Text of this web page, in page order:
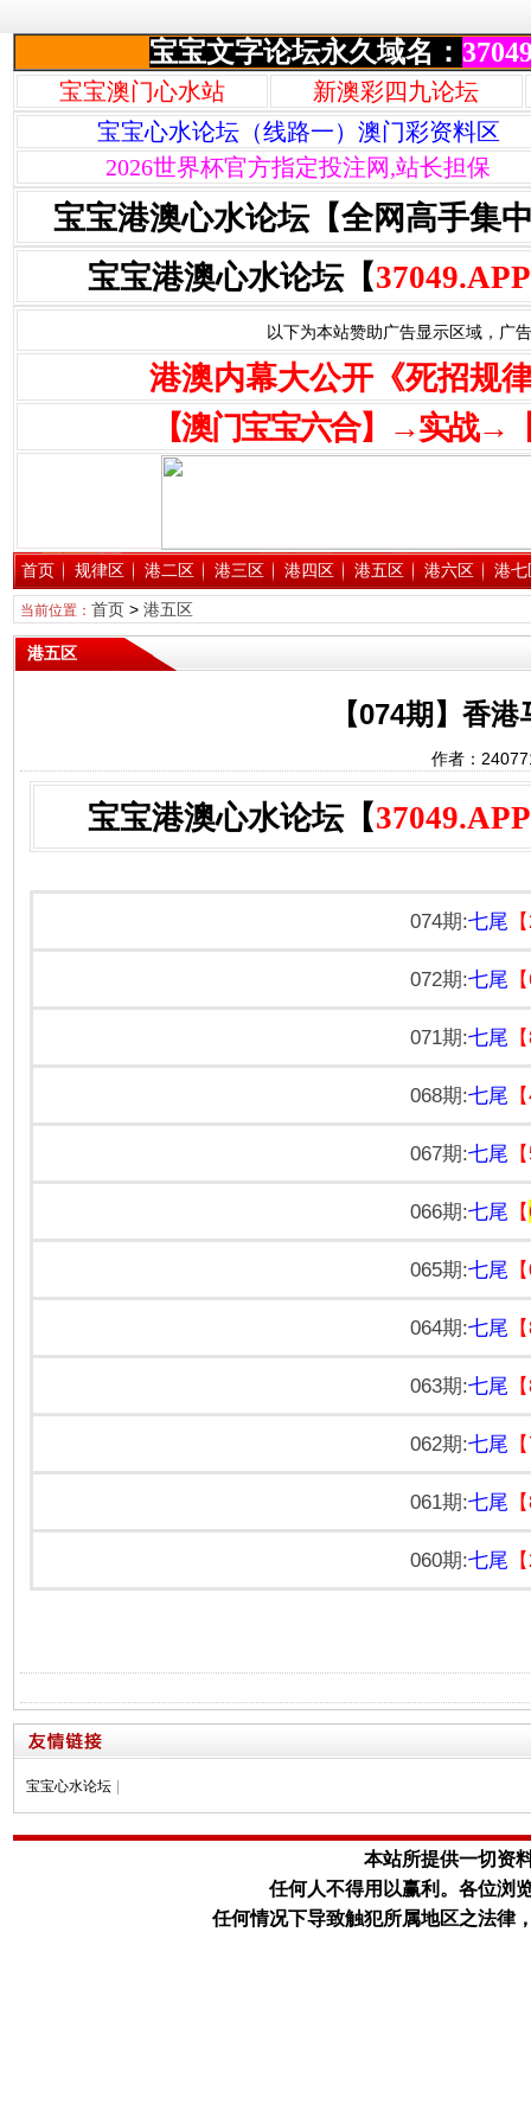
宝宝文字论坛永久域名：
宝宝澳门心水站
新澳彩四九论坛
宝宝心水论坛（线路一）澳门彩资料区
2026世界杯官方指定投注网,站长担保
宝宝港澳心水论坛【全网高手集
宝宝港澳心水论坛【37049.APP
以下为本站赞助广告显示区域，广
港澳内幕大公开《死招规
【澳门宝宝六合】→实战→
首页 规律区 港二区 港三区 港四区 港五区 港六区 港七
当前位置： 首页> 港五区
港五区
【074期】香
作者：
宝宝港澳心水论坛【37049.APP
074期:七尾
072期:七尾
071期:七尾
068期:七尾
067期:七尾
066期:七尾 【
065期:七尾
064期:七尾
063期:七尾
062期:七尾
061期:七尾
060期:七尾
宝宝心水论坛
本站所提供一切资
任何人不得用以赢利。 各位浏
任何情况下导致触犯所属地区之法律